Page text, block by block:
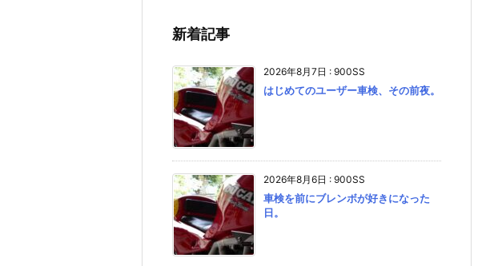
新着記事
2026年8月7日 : 900SS
はじめてのユーザー車検、その前夜。
2026年8月6日 : 900SS
車検を前にブレンボが好きになった
日。